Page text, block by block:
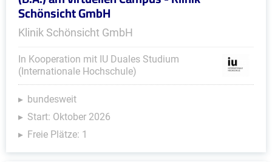
Schönsicht GmbH
Klinik Schönsicht GmbH
In Kooperation mit IU Duales Studium
(Internationale Hochschule)
bundesweit
Start: Oktober 2026
Freie Plätze: 1